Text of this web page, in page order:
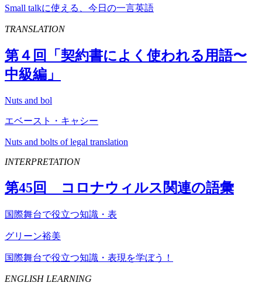
Small talkに使える、今日の一言英語
TRANSLATION
第４回「契約書によく使われる用語〜
中級編」
Nuts and bol
エベースト・キャシー
Nuts and bolts of legal translation
INTERPRETATION
第45回 コロナウィルス関連の語彙
国際舞台で役立つ知識・表
グリーン裕美
国際舞台で役立つ知識・表現を学ぼう！
ENGLISH LEARNING